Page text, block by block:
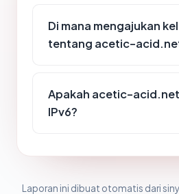
Di mana mengajukan
tentang acetic-
Apakah acetic-acid.net
IPv6?
Laporan ini dibuat otomatis dari